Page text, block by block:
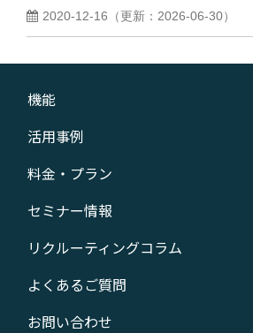
2020-12-16 （更新： 2026-06-30）
機能
活用事例
料金・プラン
セミナー情報
リクルーティングコラム
よくあるご質問
お問い合わせ